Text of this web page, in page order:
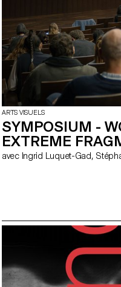
ARTS VISUELS
SYMPOSIUM -
EXTREME